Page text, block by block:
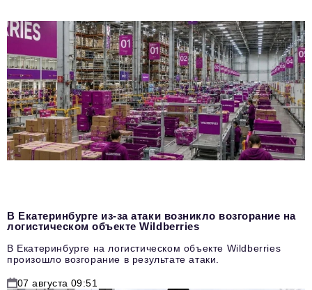
В Екатеринбурге из-за атаки возникло возгорание на
логистическом объекте Wildberries
В Екатеринбурге на логистическом объекте Wildberries
произошло возгорание в результате атаки.
07 августа 09:51